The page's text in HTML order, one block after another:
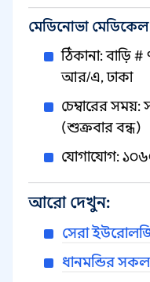
মেডিনোভা মেডিকেল
ঠিকানা: বাড়ি
আর/এ, ঢাকা
চেম্বারের সময়:
(শুক্রবার বন্ধ)
যোগাযোগ:
আরো দেখুন:
সেরা ইউরোলজি
ধানমন্ডির সকল